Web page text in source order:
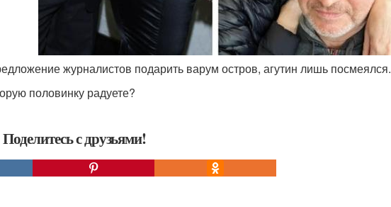
журналистов подарить варум остров, агутин лишь посмеялся.
половинку радуете?
с друзьями!